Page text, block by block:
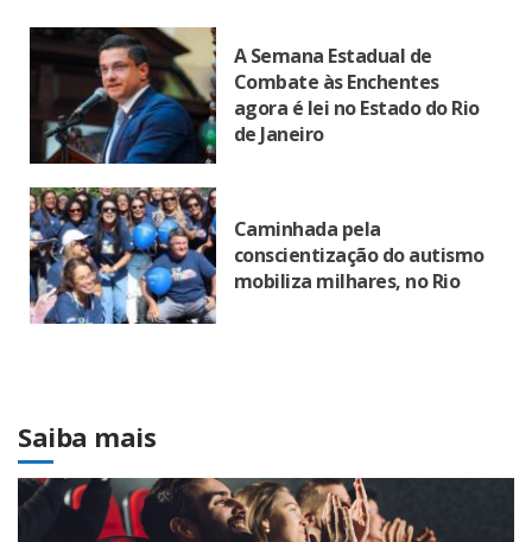
A Semana Estadual de
Combate às Enchentes
agora é lei no Estado do Rio
de Janeiro
Caminhada pela
conscientização do autismo
mobiliza milhares, no Rio
Saiba mais